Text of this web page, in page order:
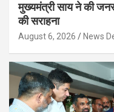
मुख्यमंत्री साय ने की
की सराहना
August 6, 2026 News